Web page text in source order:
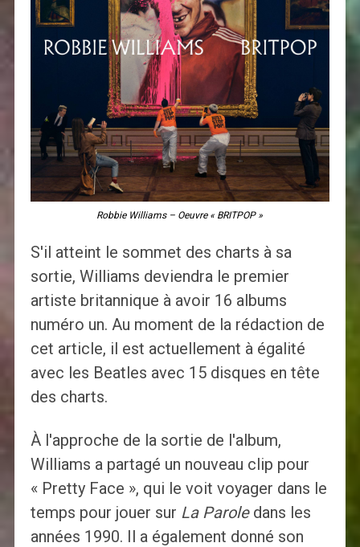
Robbie Williams – Oeuvre « BRITPOP »
S'il atteint le sommet des charts à sa
sortie, Williams deviendra le premier
artiste britannique à avoir 16 albums
numéro un. Au moment de la rédaction de
cet article, il est actuellement à égalité
avec les Beatles avec 15 disques en tête
des charts.
À l'approche de la sortie de l'album,
Williams a partagé un nouveau clip pour
« Pretty Face », qui le voit voyager dans le
temps pour jouer sur La Paroledans les
années 1990. Il a également donné son